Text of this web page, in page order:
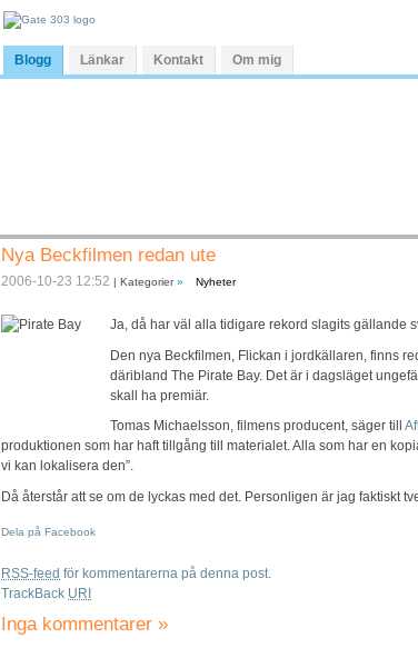
Blogg Länkar Kontakt Om mig
Nya Beckfilmen redan ute
2006-10-23 12:52 | Kategorier» Nyheter
Ja, då har väl alla tidigare rekord slagits gällande
Den nya Beckfilmen, Flickan i jordkällaren, finns
däribland The Pirate Bay. Det är i dagsläget
skall ha premiär.
Tomas Michaelsson, filmens producent, säger till
produktionen som har haft tillgång till materialet. Alla som har en
vi kan lokalisera den”.
Då återstår att se om de lyckas med det. Personligen är jag faktiskt
Dela på Facebook
RSS-feed för kommentarerna på denna post.
TrackBack URI
Inga kommentarer »